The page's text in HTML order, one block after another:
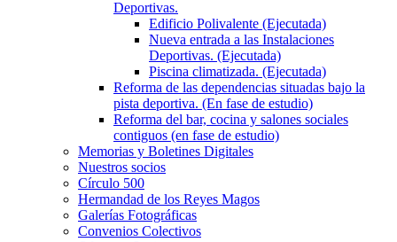
Deportivas.
Edificio Polivalente (Ejecutada)
Nueva entrada a las Instalaciones
Deportivas. (Ejecutada)
Piscina climatizada. (Ejecutada)
Reforma de las dependencias situadas bajo la
pista deportiva. (En fase de estudio)
Reforma del bar, cocina y salones sociales
contiguos (en fase de estudio)
Memorias y Boletines Digitales
Nuestros socios
Círculo 500
Hermandad de los Reyes Magos
Galerías Fotográficas
Convenios Colectivos